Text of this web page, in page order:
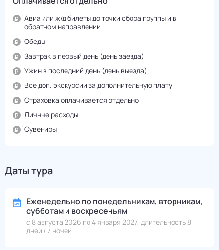
Авиа или ж/д билеты до точки сбора группы и в
обратном направлении
Обеды
Завтрак в первый день (день заезда)
Ужин в последний день (день выезда)
Все доп. экскурсии за дополнительную плату
Страховка оплачивается отдельно
Личные расходы
Сувениры
Даты тура
Еженедельно по понедельникам, вторникам,
субботам и воскресеньям
с 8 августа 2026 по 4 января 2027, длительность 8
дней / 7 ночей